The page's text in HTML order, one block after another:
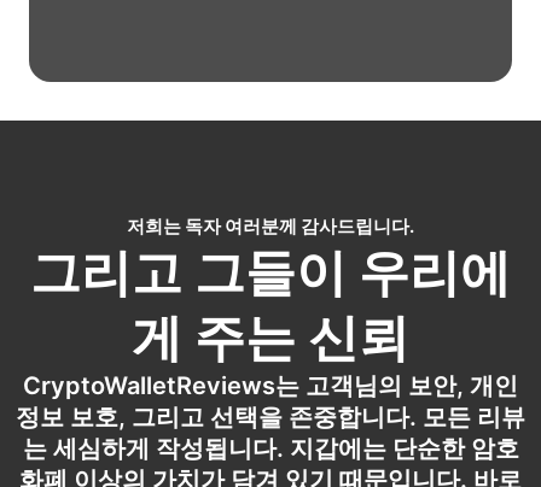
저희는 독자 여러분께 감사드립니다.
그리고 그들이 우리에
게 주는 신뢰
CryptoWalletReviews는 고객님의 보안, 개인
정보 보호, 그리고 선택을 존중합니다. 모든 리뷰
는 세심하게 작성됩니다. 지갑에는 단순한 암호
화폐 이상의 가치가 담겨 있기 때문입니다. 바로